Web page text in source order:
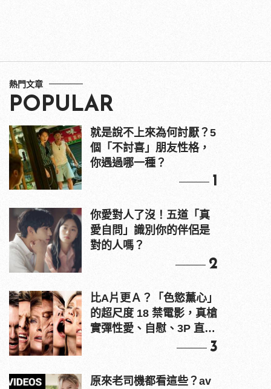
熱門文章
POPULAR
就是說不上來為何討厭？5
個「不討喜」朋友性格，
你遇過哪一種？
1
你愛對人了沒！五道「真
愛自問」識別你的伴侶是
對的人嗎？
2
比A片更Ａ？「色慾薰心」
的超尺度 18 禁電影，真槍
實彈性愛、自慰、3P 直接
3
原來老司機都看這些？av